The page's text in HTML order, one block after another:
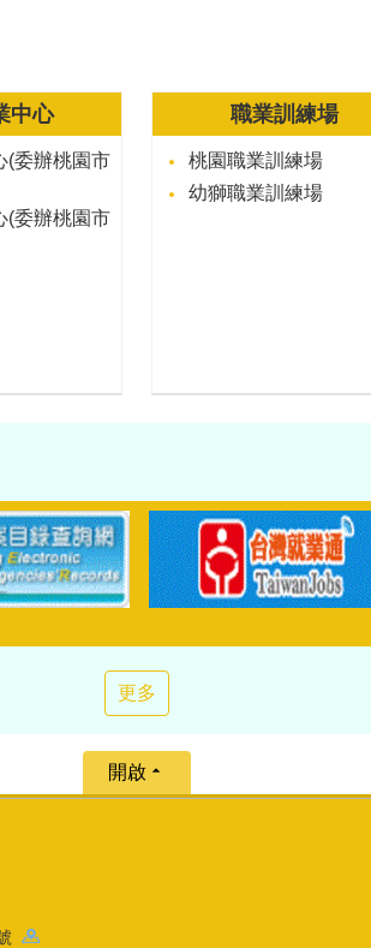
中心
(委辦桃園市
(委辦桃園市
職業訓練場
桃園職業訓練場
幼獅職業訓練場
更多
開啟